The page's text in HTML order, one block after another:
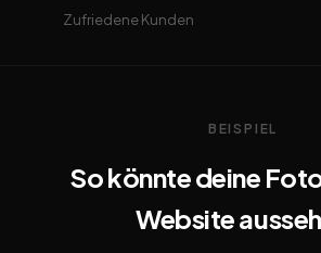
Zufriedene Kunden
BEISPIEL
So könnte deine
Website